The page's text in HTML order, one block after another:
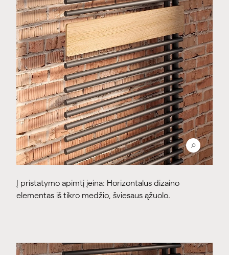
Į pristatymo apimtį įeina: Horizontalus dizaino
elementas iš tikro medžio, šviesaus ąžuolo.